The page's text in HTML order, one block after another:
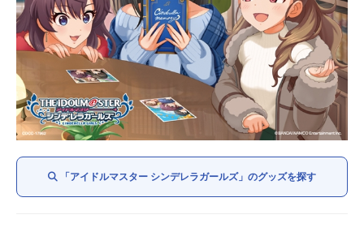
「アイドルマスター シンデレラガールズ」のグッズを探す